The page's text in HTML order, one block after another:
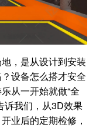
，是从设计到安装
设备怎么搭才安全
从一开始就做“全
诉我们，从3D效果
业后的定期检修，